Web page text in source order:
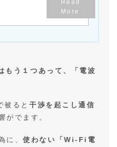
【その２】では、その
弱点を「Wi-Fi6」で解
もう１つあって、「電波
ると 干渉を起こし通信
がでます。
に、使わない「Wi-Fi電